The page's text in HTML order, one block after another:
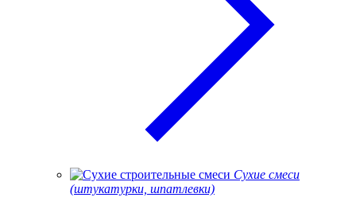
Сухие смеси
(штукатурки, шпатлевки)